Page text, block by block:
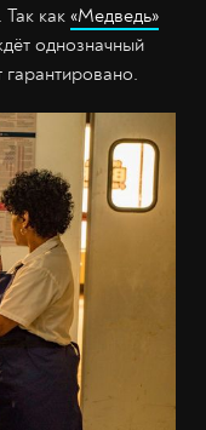
Так как «Медведь»
однозначный
гарантировано.